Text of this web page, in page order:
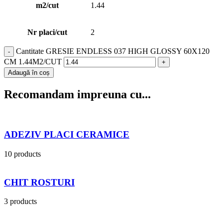
m2/cut 1.44
Nr placi/cut 2
Cantitate GRESIE ENDLESS 037 HIGH GLOSSY 60X120
CM 1.44M2/CUT
Adaugă în coș
Recomandam impreuna cu...
ADEZIV PLACI CERAMICE
10 products
CHIT ROSTURI
3 products